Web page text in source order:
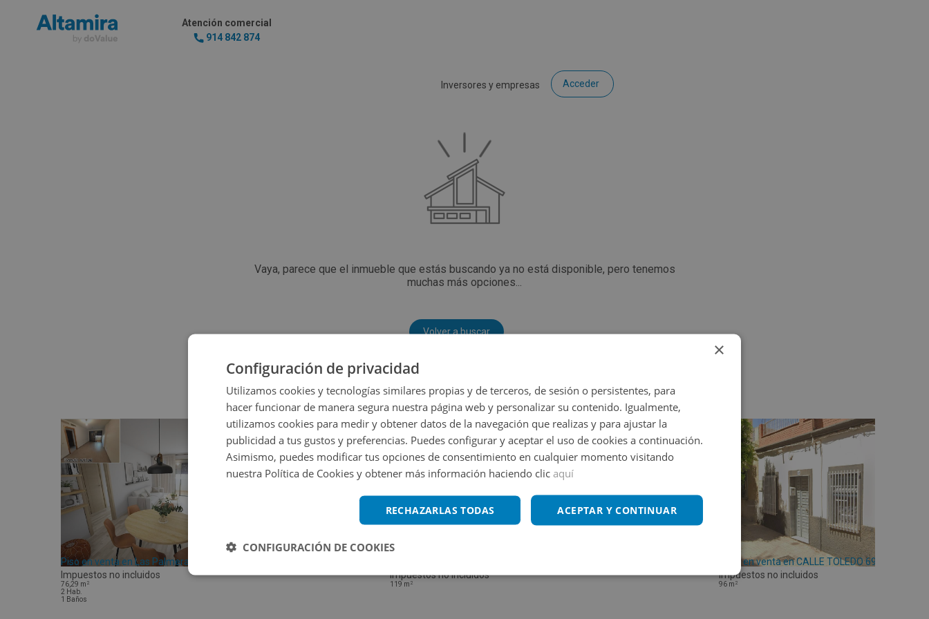
Atención comercial
914 842 874
Inversores y empresas Acceder
Vaya, parece que el inmueble que estás buscando ya no está disponible, pero tenemos
muchas más opciones...
Volver a buscar
Piso en venta en Las Palmeras 1
Impuestos no incluidos
76,29 m 2
2 Hab.
1
Baños
Impuestos no incluidos
119 m 2
Casa en venta en CALLE TOLEDO 69
Impuestos no incluidos
96 m 2
×
Configuración de privacidad
Utilizamos cookies y tecnologías similares propias y de terceros, de sesión o persistentes, para
hacer funcionar de manera segura nuestra página web y personalizar su contenido. Igualmente,
utilizamos cookies para medir y obtener datos de la navegación que realizas y para ajustar la
publicidad a tus gustos y preferencias. Puedes configurar y aceptar el uso de cookies a continuación.
Asimismo, puedes modificar tus opciones de consentimiento en cualquier momento visitando
nuestra Política de Cookies y obtener más información haciendo clic aquí
ACEPTAR Y CONTINUAR
RECHAZARLAS TODAS
CONFIGURACIÓN DE COOKIES